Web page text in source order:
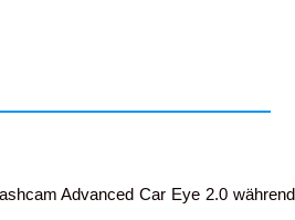
Advanced Car Eye 2.0 während